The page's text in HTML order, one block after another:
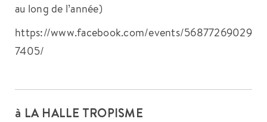
au long de l’année)
https://www.facebook.com/events/56877269029
7405/
à LA HALLE TROPISME